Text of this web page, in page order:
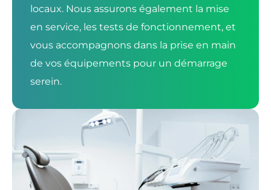
locaux. Nous assurons également la mise
en service, les tests de fonctionnement, et
vous accompagnons dans la prise en main
de vos équipements pour un démarrage
serein.